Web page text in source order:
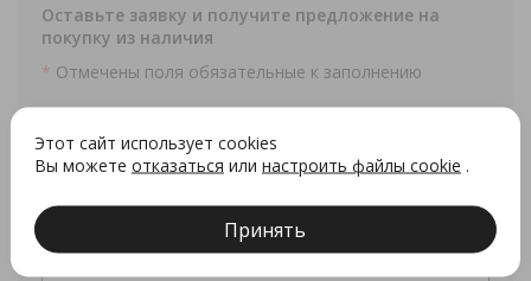
Оставьте заявку и получите предложение на
покупку из наличия
* Отмечены поля обязательные к заполнению
Могилевмоторс Симонова
Этот сайт использует cookies
Вы можете отказаться или настроить файлы cookie .
Принять